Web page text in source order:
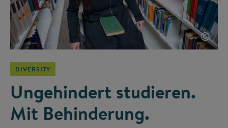
©
DIVERSITY
Ungehindert studieren.
Mit Behinderung.